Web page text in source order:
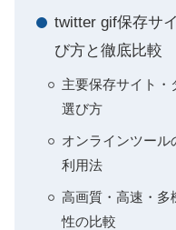
twitter gif保存サ
び方と徹底比較
主要保存サイト・
選び方
オンラインツール
利用法
高画質・高速・多
性の比較